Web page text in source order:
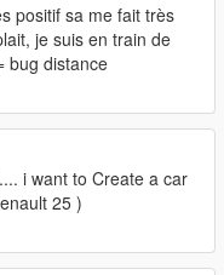
positif sa me fait très
je suis en train de
bug distance
i want to Create a car
25 )